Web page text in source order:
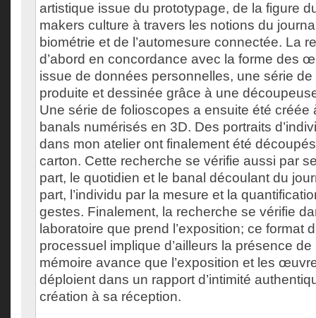
artistique issue du prototypage, de la figure
makers culture à travers les notions du
biométrie et de l’automesure connectée. La
d’abord en concordance avec la forme des
issue de données personnelles, une série
produite et dessinée grâce à une
Une série de folioscopes a ensuite été créée
banals numérisés en 3D. Des portraits
dans mon atelier ont finalement été
carton. Cette recherche se vérifie aussi par
part, le quotidien et le banal découlant du
part, l’individu par la mesure et la
gestes. Finalement, la recherche se vérifie
laboratoire que prend l’exposition; ce format
processuel implique d’ailleurs la présence de
mémoire avance que l’exposition et les
déploient dans un rapport d’intimité
création à sa réception.